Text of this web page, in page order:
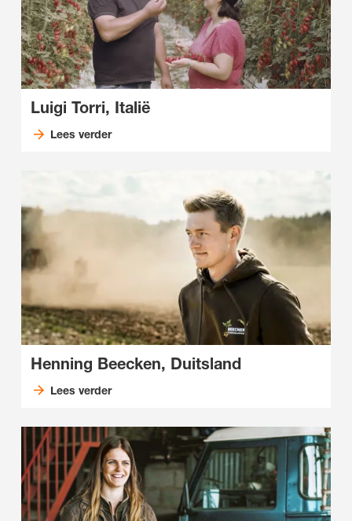
Luigi Torri, Italië
Lees verder
Henning Beecken, Duitsland
Lees verder